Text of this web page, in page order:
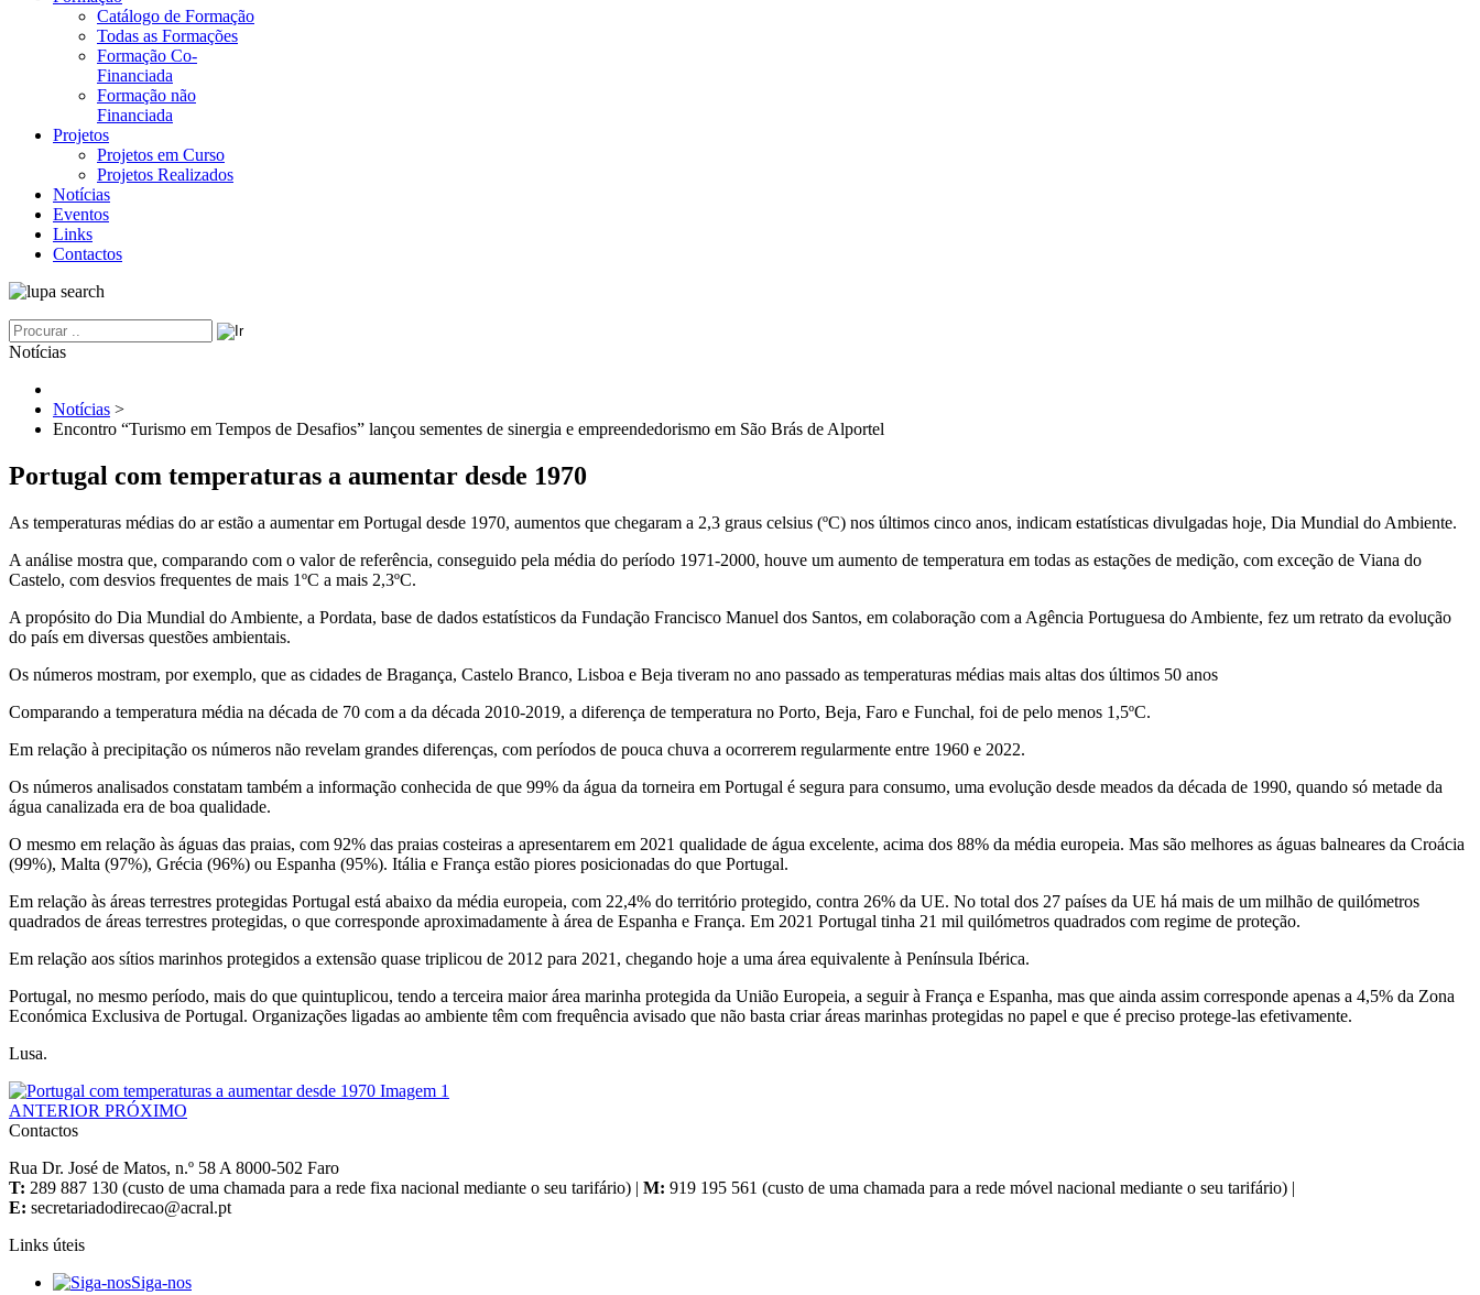
Catálogo de Formação
Todas as Formações
Formação Co-
Financiada
Formação não
Financiada
Projetos
Projetos em Curso
Projetos Realizados
Notícias
Eventos
Links
Contactos
Notícias
Notícias >
Encontro “Turismo em Tempos de Desafios” lançou sementes de sinergia e empreendedorismo em São Brás de Alportel
Portugal com temperaturas a aumentar desde 1970
As temperaturas médias do ar estão a aumentar em Portugal desde 1970, aumentos que chegaram a 2,3 graus celsius (ºC) nos últimos cinco anos, indicam estatísticas divulgadas hoje, Dia Mundial do Ambiente.
A análise mostra que, comparando com o valor de referência, conseguido pela média do período 1971-2000, houve um aumento de temperatura em todas as estações de medição, com exceção de Viana do
Castelo, com desvios frequentes de mais 1ºC a mais 2,3ºC.
A propósito do Dia Mundial do Ambiente, a Pordata, base de dados estatísticos da Fundação Francisco Manuel dos Santos, em colaboração com a Agência Portuguesa do Ambiente, fez um retrato da evolução
do país em diversas questões ambientais.
Os números mostram, por exemplo, que as cidades de Bragança, Castelo Branco, Lisboa e Beja tiveram no ano passado as temperaturas médias mais altas dos últimos 50 anos
Comparando a temperatura média na década de 70 com a da década 2010-2019, a diferença de temperatura no Porto, Beja, Faro e Funchal, foi de pelo menos 1,5ºC.
Em relação à precipitação os números não revelam grandes diferenças, com períodos de pouca chuva a ocorrerem regularmente entre 1960 e 2022.
Os números analisados constatam também a informação conhecida de que 99% da água da torneira em Portugal é segura para consumo, uma evolução desde meados da década de 1990, quando só metade da
água canalizada era de boa qualidade.
O mesmo em relação às águas das praias, com 92% das praias costeiras a apresentarem em 2021 qualidade de água excelente, acima dos 88% da média europeia. Mas são melhores as águas balneares da Croácia
(99%), Malta (97%), Grécia (96%) ou Espanha (95%). Itália e França estão piores posicionadas do que Portugal.
Em relação às áreas terrestres protegidas Portugal está abaixo da média europeia, com 22,4% do território protegido, contra 26% da UE. No total dos 27 países da UE há mais de um milhão de quilómetros
quadrados de áreas terrestres protegidas, o que corresponde aproximadamente à área de Espanha e França. Em 2021 Portugal tinha 21 mil quilómetros quadrados com regime de proteção.
Em relação aos sítios marinhos protegidos a extensão quase triplicou de 2012 para 2021, chegando hoje a uma área equivalente à Península Ibérica.
Portugal, no mesmo período, mais do que quintuplicou, tendo a terceira maior área marinha protegida da União Europeia, a seguir à França e Espanha, mas que ainda assim corresponde apenas a 4,5% da Zona
Económica Exclusiva de Portugal. Organizações ligadas ao ambiente têm com frequência avisado que não basta criar áreas marinhas protegidas no papel e que é preciso protege-las efetivamente.
Lusa.
ANTERIOR PRÓXIMO
Contactos
Rua Dr. José de Matos, n.º 58 A 8000-502 Faro
T: 289 887 130 (custo de uma chamada para a rede fixa nacional mediante o seu tarifário) | M: 919 195 561 (custo de uma chamada para a rede móvel nacional mediante o seu tarifário) |
E:
Links úteis
Siga-nos